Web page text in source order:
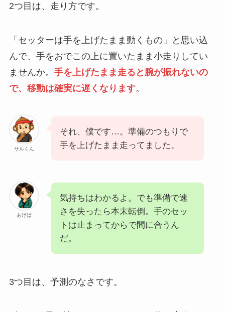
2つ目は、走り方です。
「セッターは手を上げたまま動くもの」と思い込
んで、手をおでこの上に置いたまま小走りしてい
ませんか。 手を上げたまま走ると腕が振れないの
で、移動は確実に遅くなります。
サルくん
それ、僕です…。準備のつもりで
手を上げたまま走ってました。
あげば
気持ちはわかるよ。でも準備で速
さを失ったら本末転倒。手のセッ
トは止まってからで間に合うん
だ。
3つ目は、予測のなさです。